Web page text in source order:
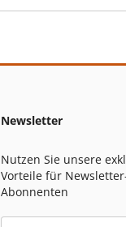
Newsletter
Nutzen Sie unsere
Vorteile für
Abonnenten